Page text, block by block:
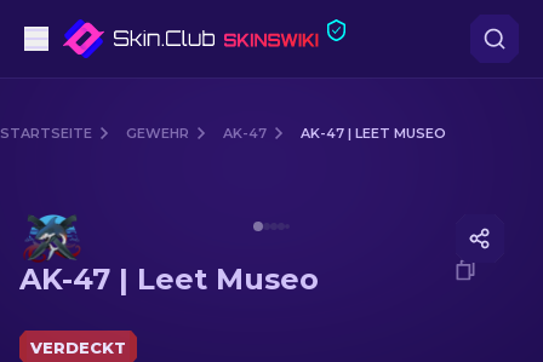
Gewehr
Scharfschützengewehr
Messer
STARTSEITE GEWEHR AK-47 AK-47 | LEET MUSEO
AK-47 | Leet Museo
VERDECKT